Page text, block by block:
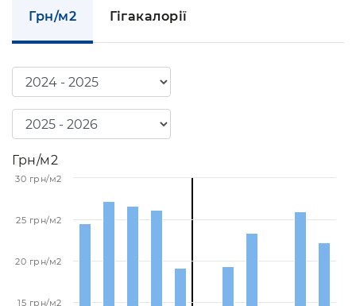
Грн/м2 Гігакалорії
Грн/м2
15 грн/м2
20 грн/м2
25 грн/м2
30 грн/м2